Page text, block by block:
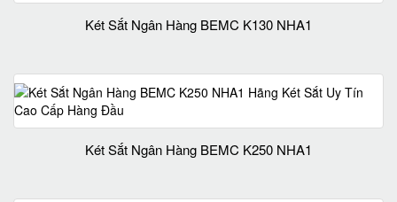
Két Sắt Ngân Hàng BEMC K130 NHA1
Két Sắt Ngân Hàng BEMC K250 NHA1